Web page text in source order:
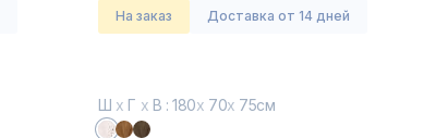
На заказ Доставка от 14 дней
Ш х Г х В : 180х 70х 75см